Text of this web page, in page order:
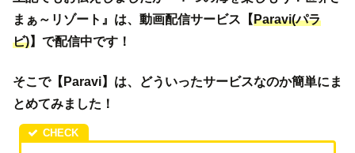
まぁ～リゾート』は、動画配信サービス【Paravi(パラ
ビ)】で配信中です！
そこで【Paravi】は、どういったサービスなのか簡単にま
とめてみました！